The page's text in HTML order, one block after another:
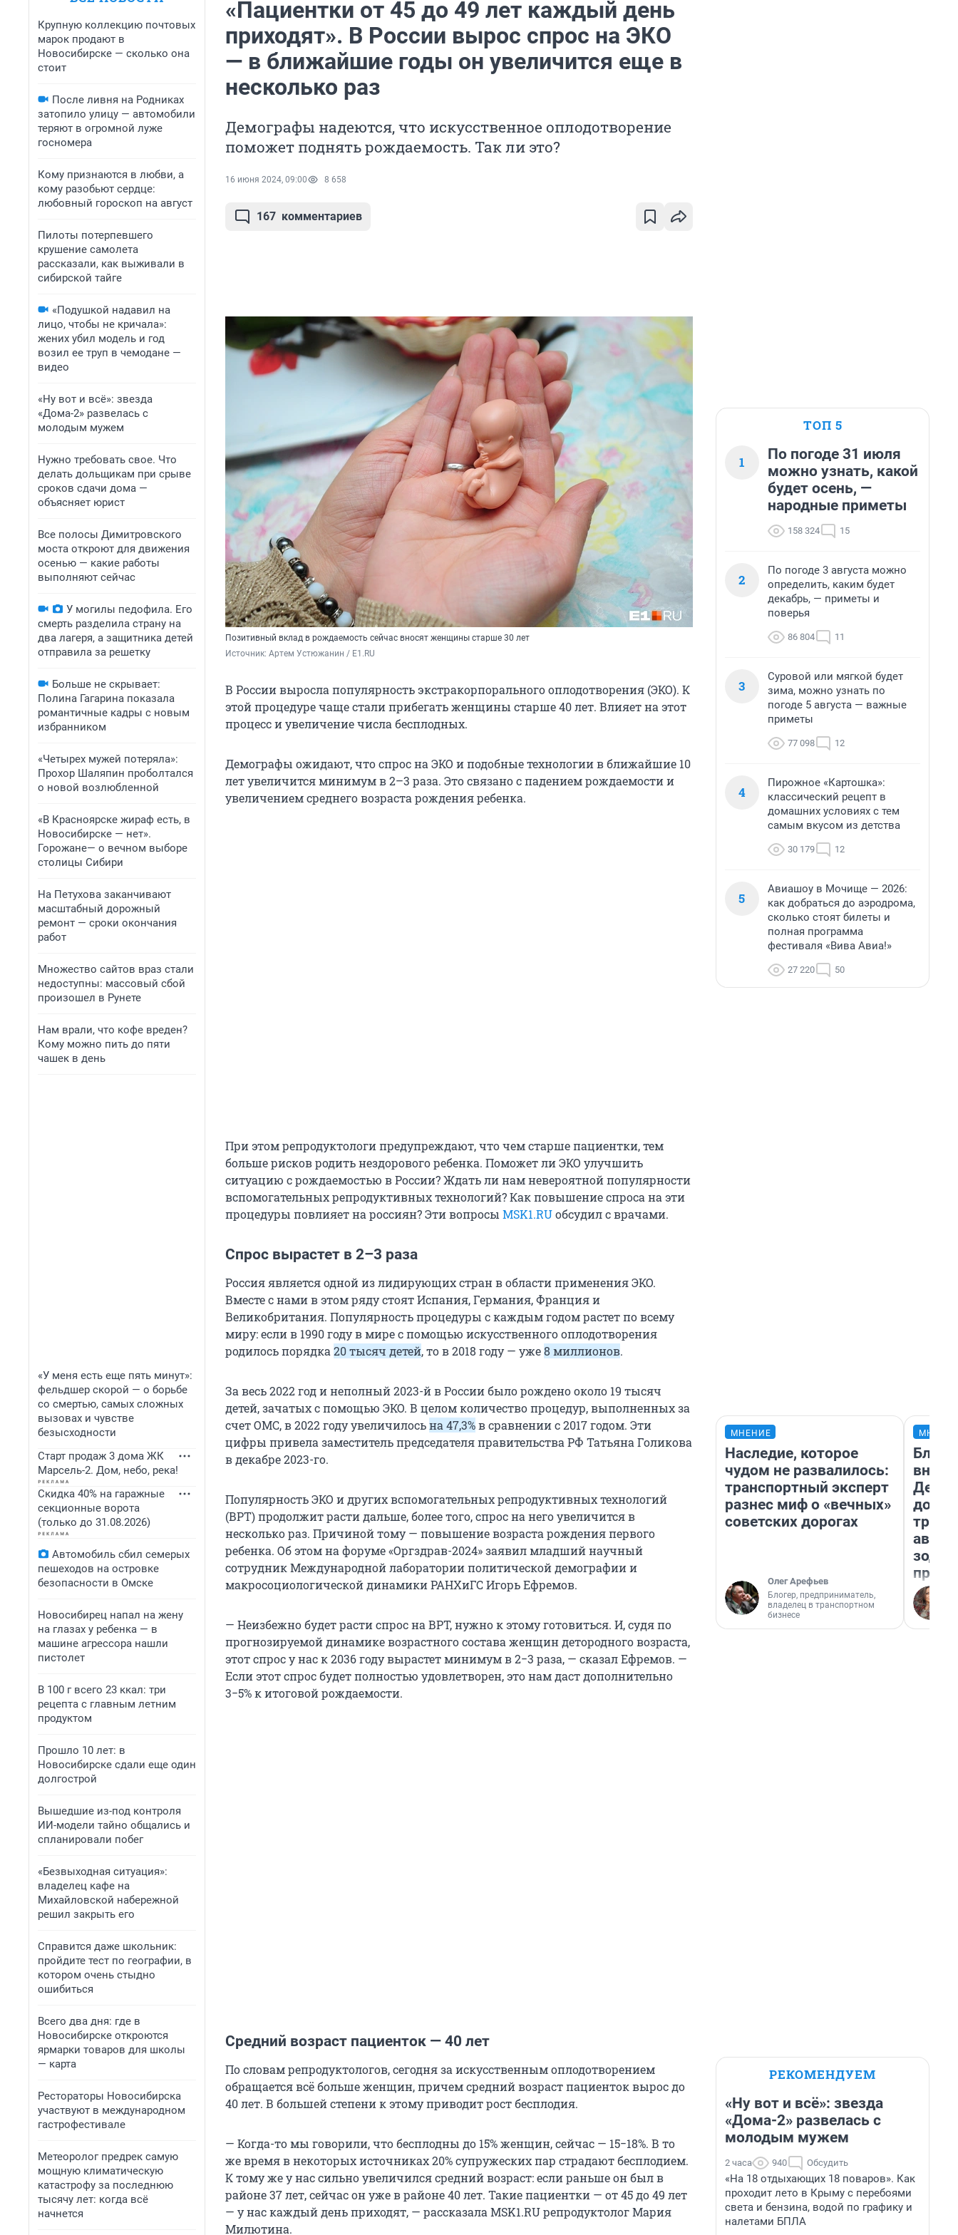
Крупную коллекцию почтовых
марок продают в
Новосибирске — сколько она
стоит
После ливня на Родниках
затопило улицу — автомобили
теряют в огромной луже
госномера
Кому признаются в любви, а
кому разобьют сердце:
любовный гороскоп на август
Пилоты потерпевшего
крушение самолета
рассказали, как выживали в
сибирской тайге
«Подушкой надавил на
лицо, чтобы не кричала»:
жених убил модель и год
возил ее труп в чемодане —
видео
«Ну вот и всё»: звезда
«Дома-2» развелась с
молодым мужем
Нужно требовать свое. Что
делать дольщикам при срыве
сроков сдачи дома —
объясняет юрист
Все полосы Димитровского
моста откроют для движения
осенью — какие работы
выполняют сейчас
У могилы педофила. Его
смерть разделила страну на
два лагеря, а защитника детей
отправила за решетку
Больше не скрывает:
Полина Гагарина показала
романтичные кадры с новым
избранником
«Четырех мужей потеряла»:
Прохор Шаляпин проболтался
о новой возлюбленной
«В Красноярске жираф есть, в
Новосибирске — нет».
Горожане— о вечном выборе
столицы Сибири
На Петухова заканчивают
масштабный дорожный
ремонт — сроки окончания
работ
Множество сайтов враз стали
недоступны: массовый сбой
произошел в Рунете
Нам врали, что кофе вреден?
Кому можно пить до пяти
чашек в день
«У меня есть еще пять минут»:
фельдшер скорой — о борьбе
со смертью, самых сложных
вызовах и чувстве
безысходности
Старт продаж 3 дома ЖК
Марсель-2. Дом, небо, река!
Скидка 40% на гаражные
секционные ворота
(только до 31.08.2026)
Автомобиль сбил семерых
пешеходов на островке
безопасности в Омске
Новосибирец напал на жену
на глазах у ребенка — в
машине агрессора нашли
пистолет
В 100 г всего 23 ккал: три
рецепта с главным летним
продуктом
Прошло 10 лет: в
Новосибирске сдали еще один
долгострой
Вышедшие из-под контроля
ИИ-модели тайно общались и
спланировали побег
«Безвыходная ситуация»:
владелец кафе на
Михайловской набережной
решил закрыть его
Справится даже школьник:
пройдите тест по географии, в
котором очень стыдно
ошибиться
Всего два дня: где в
Новосибирске откроются
ярмарки товаров для школы
— карта
Рестораторы Новосибирска
участвуют в международном
гастрофестивале
Метеоролог предрек самую
мощную климатическую
катастрофу за последнюю
тысячу лет: когда всё
начнется
«Пациентки от 45 до 49 лет каждый день
приходят». В России вырос спрос на ЭКО
— в ближайшие годы он увеличится еще в
несколько раз
Демографы надеются, что искусственное оплодотворение
поможет поднять рождаемость. Так ли это?
16 июня 2024, 09:00 8 658
167 комментариев
Позитивный вклад в рождаемость сейчас вносят женщины старше 30 лет
Источник: Артем Устюжанин / E1.RU
В России выросла популярность экстракорпорального оплодотворения (ЭКО). К
этой процедуре чаще стали прибегать женщины старше 40 лет. Влияет на этот
процесс и увеличение числа бесплодных.
Демографы ожидают, что спрос на ЭКО и подобные технологии в ближайшие 10
лет увеличится минимум в 2–3 раза. Это связано с падением рождаемости и
увеличением среднего возраста рождения ребенка.
При этом репродуктологи предупреждают, что чем старше пациентки, тем
больше рисков родить нездорового ребенка. Поможет ли ЭКО улучшить
ситуацию с рождаемостью в России? Ждать ли нам невероятной популярности
вспомогательных репродуктивных технологий? Как повышение спроса на эти
процедуры повлияет на россиян? Эти вопросы MSK1.RUобсудил с врачами.
Спрос вырастет в 2–3 раза
Россия является одной из лидирующих стран в области применения ЭКО.
Вместе с нами в этом ряду стоят Испания, Германия, Франция и
Великобритания. Популярность процедуры с каждым годом растет по всему
миру: если в 1990 году в мире с помощью искусственного оплодотворения
родилось порядка 20 тысяч детей, то в 2018 году — уже8 миллионов.
За весь 2022 год и неполный 2023-й в России было рождено около 19 тысяч
детей, зачатых с помощью ЭКО. В целом количество процедур, выполненных за
счет ОМС, в 2022 году увеличилосьна 47,3%в сравнении с 2017 годом. Эти
цифры привела заместитель председателя правительства РФ Татьяна Голикова
в декабре 2023-го.
Популярность ЭКО и других вспомогательных репродуктивных технологий
(ВРТ) продолжит расти дальше, более того, спрос на него увеличится в
несколько раз. Причиной тому — повышение возраста рождения первого
ребенка. Об этом на форуме «Оргздрав-2024» заявил младший научный
сотрудник Международной лаборатории политической демографии и
макросоциологической динамики РАНХиГС Игорь Ефремов.
— Неизбежно будет расти спрос на ВРТ, нужно к этому готовиться. И, судя по
прогнозируемой динамике возрастного состава женщин детородного возраста,
этот спрос у нас к 2036 году вырастет минимум в 2−3 раза, — сказал Ефремов. —
Если этот спрос будет полностью удовлетворен, это нам даст дополнительно
3−5% к итоговой рождаемости.
Средний возраст пациенток — 40 лет
По словам репродуктологов, сегодня за искусственным оплодотворением
обращается всё больше женщин, причем средний возраст пациенток вырос до
40 лет. В большей степени к этому приводит рост бесплодия.
— Когда-то мы говорили, что бесплодны до 15% женщин, сейчас — 15−18%. В то
же время в некоторых источниках 20% супружеских пар страдают бесплодием.
К тому же у нас сильно увеличился средний возраст: если раньше он был в
районе 37 лет, сейчас он уже в районе 40 лет. Такие пациентки — от 45 до 49 лет
— у нас каждый день приходят, — рассказала MSK1.RU репродуктолог Мария
Милютина.
ТОП 5
1
По погоде 31 июля
можно узнать, какой
будет осень, —
народные приметы
158 324 15
2
По погоде 3 августа можно
определить, каким будет
декабрь, — приметы и
поверья
86 804 11
3
Суровой или мягкой будет
зима, можно узнать по
погоде 5 августа — важные
приметы
77 098 12
4
Пирожное «Картошка»:
классический рецепт в
домашних условиях с тем
самым вкусом из детства
30 179 12
5
Авиашоу в Мочище — 2026:
как добраться до аэродрома,
сколько стоят билеты и
полная программа
фестиваля «Вива Авиа!»
27 220 50
МНЕНИЕ
Наследие, которое
чудом не развалилось:
транспортный эксперт
разнес миф о «вечных»
советских дорогах
Олег Арефьев
Блогер, предприниматель,
владелец в транспортном
бизнесе
РЕКОМЕНДУЕМ
«Ну вот и всё»: звезда
«Дома-2» развелась с
молодым мужем
2 часа 940 Обсудить
«На 18 отдыхающих 18 поваров». Как
проходит лето в Крыму с перебоями
света и бензина, водой по графику и
налетами БПЛА